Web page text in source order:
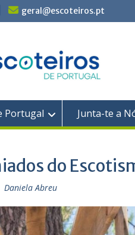
geral@escoteiros.pt
Portugal Junta-te a
do
Daniela Abreu